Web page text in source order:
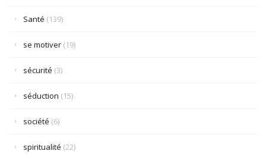
Santé (139)
se motiver (19)
sécurité (3)
séduction (15)
société (6)
spiritualité (22)